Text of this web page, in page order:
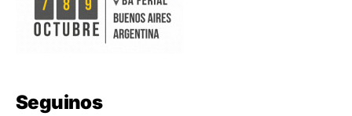
Seguinos